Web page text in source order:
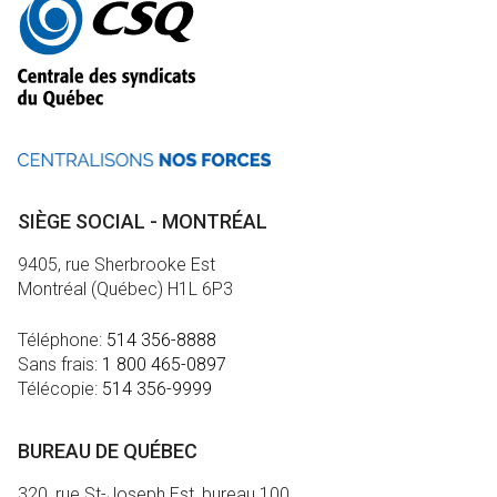
informations
SIÈGE SOCIAL - MONTRÉAL
9405, rue Sherbrooke Est
Montréal (Québec) H1L 6P3
Téléphone: 514 356-8888
Sans frais: 1 800 465-0897
Télécopie: 514 356-9999
BUREAU DE QUÉBEC